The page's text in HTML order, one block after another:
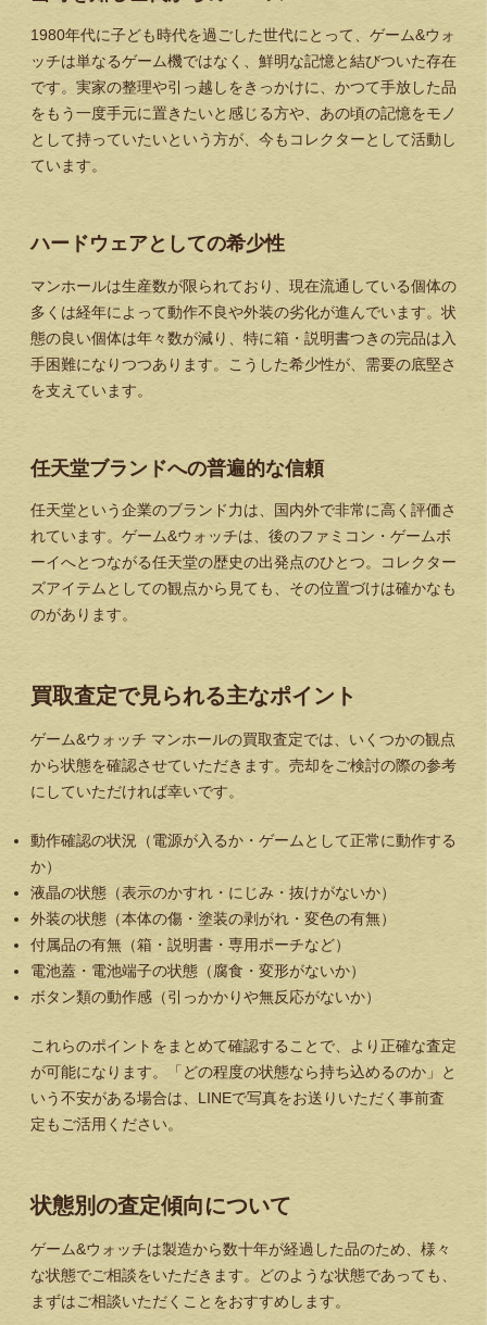
1980年代に子ども時代を過ごした世代にとって、ゲーム&ウォ
ッチは単なるゲーム機ではなく、鮮明な記憶と結びついた存在
です。実家の整理や引っ越しをきっかけに、かつて手放した品
をもう一度手元に置きたいと感じる方や、あの頃の記憶をモノ
として持っていたいという方が、今もコレクターとして活動し
ています。
ハードウェアとしての希少性
マンホールは生産数が限られており、現在流通している個体の
多くは経年によって動作不良や外装の劣化が進んでいます。状
態の良い個体は年々数が減り、特に箱・説明書つきの完品は入
手困難になりつつあります。こうした希少性が、需要の底堅さ
を支えています。
任天堂ブランドへの普遍的な信頼
任天堂という企業のブランド力は、国内外で非常に高く評価さ
れています。ゲーム&ウォッチは、後のファミコン・ゲームボ
ーイへとつながる任天堂の歴史の出発点のひとつ。コレクター
ズアイテムとしての観点から見ても、その位置づけは確かなも
のがあります。
買取査定で見られる主なポイント
ゲーム&ウォッチ マンホールの買取査定では、いくつかの観点
から状態を確認させていただきます。売却をご検討の際の参考
にしていただければ幸いです。
動作確認の状況（電源が入るか・ゲームとして正常に動作する
か）
液晶の状態（表示のかすれ・にじみ・抜けがないか）
外装の状態（本体の傷・塗装の剥がれ・変色の有無）
付属品の有無（箱・説明書・専用ポーチなど）
電池蓋・電池端子の状態（腐食・変形がないか）
ボタン類の動作感（引っかかりや無反応がないか）
これらのポイントをまとめて確認することで、より正確な査定
が可能になります。「どの程度の状態なら持ち込めるのか」と
いう不安がある場合は、LINEで写真をお送りいただく事前査
定もご活用ください。
状態別の査定傾向について
ゲーム&ウォッチは製造から数十年が経過した品のため、様々
な状態でご相談をいただきます。どのような状態であっても、
まずはご相談いただくことをおすすめします。